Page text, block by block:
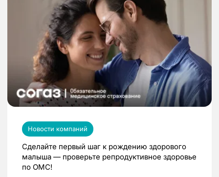
Новости компаний
Сделайте первый шаг к рождению здорового
малыша — проверьте репродуктивное здоровье
по ОМС!